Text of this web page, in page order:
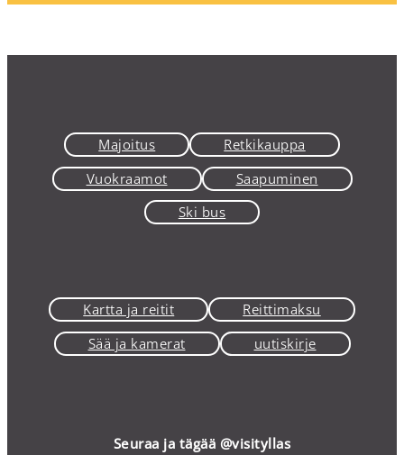
Majoitus
Retkikauppa
Vuokraamot
Saapuminen
Ski bus
Kartta ja reitit
Reittimaksu
Sää ja kamerat
uutiskirje
Seuraa ja tägää @visityllas